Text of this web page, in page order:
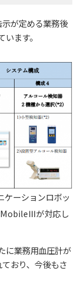
が定める業務後
ます。
ケーションロボッ
が対応し
に業務用血圧計が
おり、今後もさ